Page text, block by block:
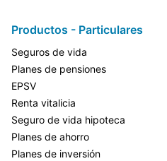
Productos - Particulares
Seguros de vida
Planes de pensiones
EPSV
Renta vitalicia
Seguro de vida hipoteca
Planes de ahorro
Planes de inversión